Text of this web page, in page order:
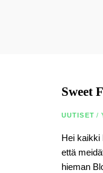
Sweet
UUTISET /
Hei kaikki
että
hieman